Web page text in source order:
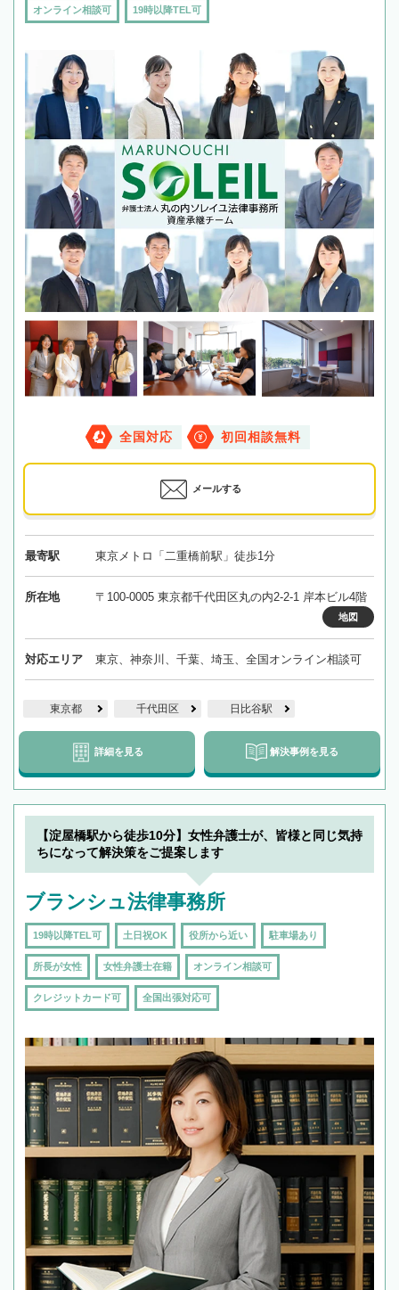
オンライン相談可 19時以降TEL可
全国対応 初回相談無料
メールする
最寄駅 東京メトロ「二重橋前駅」徒歩1分
所在地 〒100-0005 東京都千代田区丸の内2-2-1 岸本ビル4階
地図
対応エリア 東京、神奈川、千葉、埼玉、全国オンライン相談可
東京都 千代田区 日比谷駅
詳細を見る 解決事例を見る
【淀屋橋駅から徒歩10分】女性弁護士が、皆様と同じ気持
ちになって解決策をご提案します
ブランシュ法律事務所
19時以降TEL可 土日祝OK 役所から近い 駐車場あり
所長が女性 女性弁護士在籍 オンライン相談可
クレジットカード可 全国出張対応可